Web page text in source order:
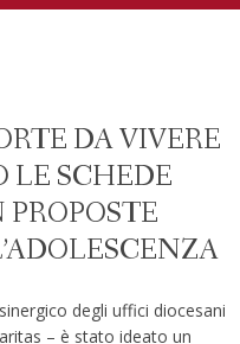
DA VIVERE
LE SCHEDE
degli uffici diocesani
– è stato ideato un